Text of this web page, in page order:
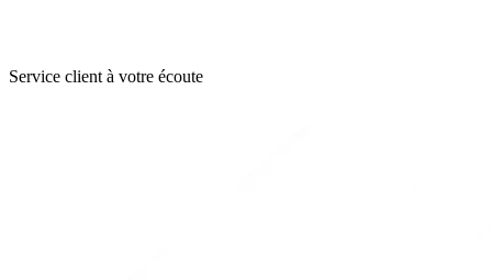
Service client à votre écoute